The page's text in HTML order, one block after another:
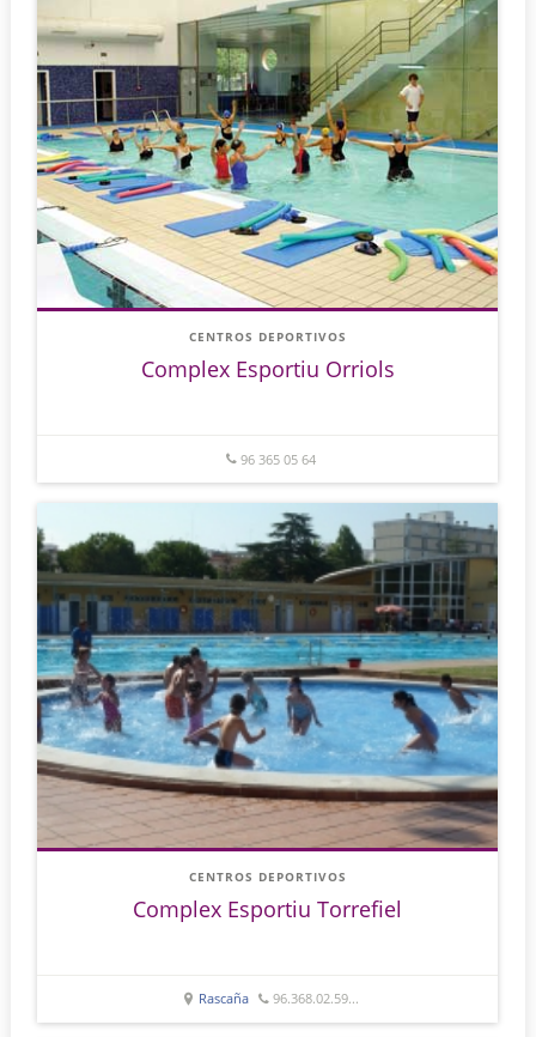
CENTROS DEPORTIVOS
Complex Esportiu Orriols
96 365 05 64
CENTROS DEPORTIVOS
Complex Esportiu Torrefiel
Rascaña 96.368.02.59...